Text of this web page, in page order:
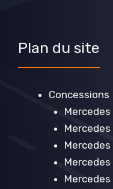
Plan du site
Concessions